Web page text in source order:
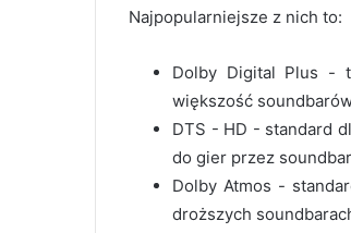
Najpopularniejsze z nich to:
Dolby Digital Plus -
większość
DTS - HD - standard
do gier przez
Dolby Atmos -
droższych